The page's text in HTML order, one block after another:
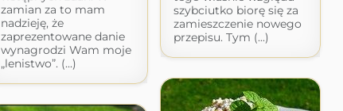
zamian za to mam
nadzieję, że
zaprezentowane danie
wynagrodzi Wam moje
„lenistwo”. (...)
szybciutko biorę się za
zamieszczenie nowego
przepisu. Tym (...)